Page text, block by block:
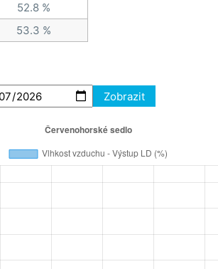
52.8 %
53.3 %
Zobrazit